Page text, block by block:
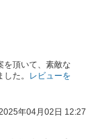
いいたします。
を頂いて、素敵な
た。 レビューを
年04月02日 12:27